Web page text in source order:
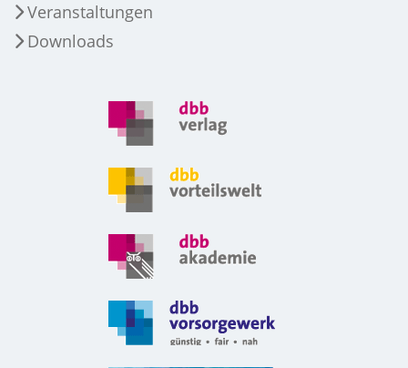
Veranstaltungen
Downloads